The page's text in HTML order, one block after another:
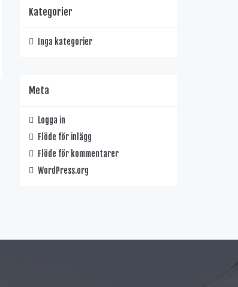
Kategorier
Inga kategorier
Meta
Logga in
Flöde för inlägg
Flöde för kommentarer
WordPress.org